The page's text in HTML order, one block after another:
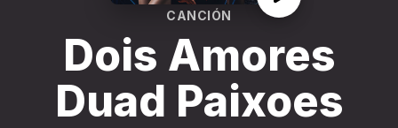
CANCIÓN
Dois Amores
Duad Paixoes